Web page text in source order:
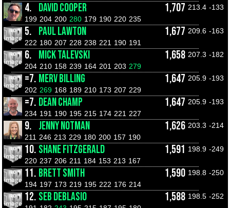
4. DAVID COOPER 1,707 213.4 -133
199 204 200 280 179 190 220 235
5. PAUL LAWTON 1,677 209.6 -163
222 180 207 228 238 221 190 191
6. MICK TALEVSKI 1,658 207.3 -182
204 210 158 239 164 201 203 279
=7. MERV BILLING 1,647 205.9 -193
202 269 168 189 210 173 207 229
=7. DEAN CHAMP 1,647 205.9 -193
234 191 190 195 215 174 221 227
9. JENNY NOTMAN 1,626 203.3 -214
211 246 213 229 180 200 157 190
10. SHANE FITZGERALD 1,591 198.9 -249
220 237 206 211 184 153 213 167
11. BRETT SMITH 1,590 198.8 -250
194 197 173 219 195 222 176 214
12. SEB DEBLASIO 1,588 198.5 -252